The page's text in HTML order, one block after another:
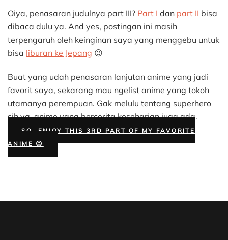
Oiya, penasaran judulnya part III? Part I dan part II bisa
dibaca dulu ya. And yes, postingan ini masih
terpengaruh oleh keinginan saya yang menggebu untuk
bisa liburan ke Jepang 😉
Buat yang udah penasaran lanjutan anime yang jadi
favorit saya, sekarang mau ngelist anime yang tokoh
utamanya perempuan. Gak melulu tentang superhero
sih ya, anime yang bercerita keseharian juga ada.
SO, ENJOY THIS 3RD PART OF MY FAVORITE
ANIME 😉